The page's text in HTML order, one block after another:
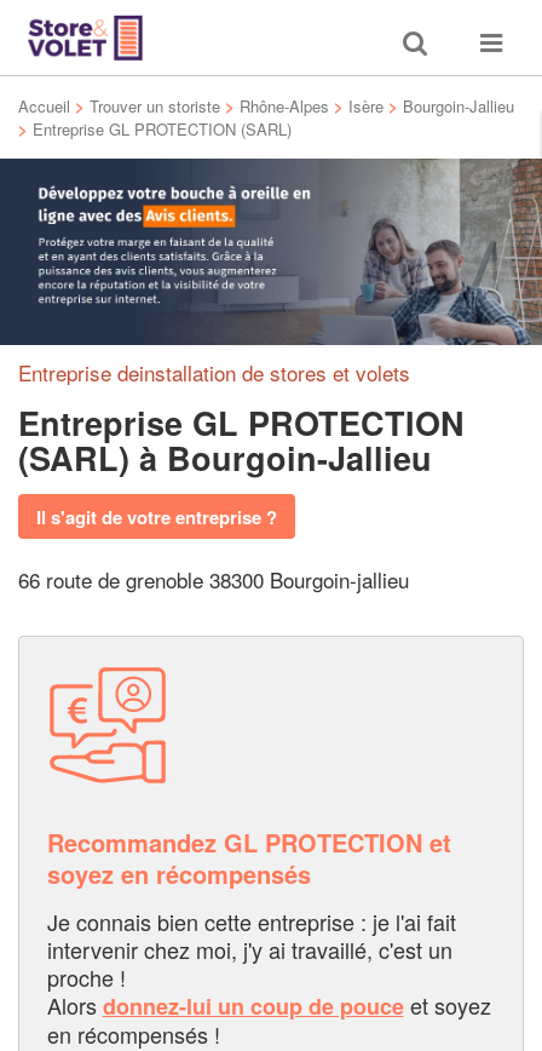
Toggle
search
Toggle
Accueil > Trouver un storiste > Rhône-Alpes > Isère > Bourgoin-Jallieu
> Entreprise GL PROTECTION (SARL)
Entreprise deinstallation de stores et volets
Entreprise GL PROTECTION
(SARL) à Bourgoin-Jallieu
Il s'agit de votre entreprise ?
66 route de grenoble 38300 Bourgoin-jallieu
Recommandez GL PROTECTION et
soyez en récompensés
Je connais bien cette entreprise : je l'ai fait
intervenir chez moi, j'y ai travaillé, c'est un
proche !
Alorsdonnez-lui un coup de pouceet soyez
en récompensés !